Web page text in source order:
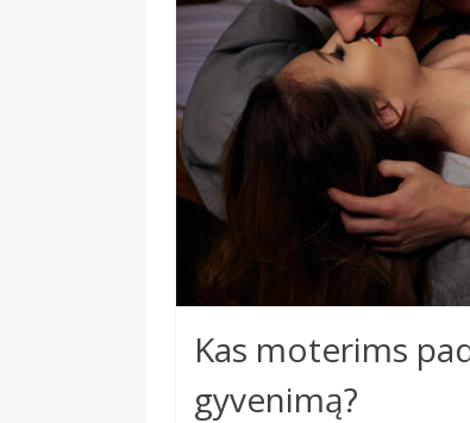
Kas moterims
gyvenimą?